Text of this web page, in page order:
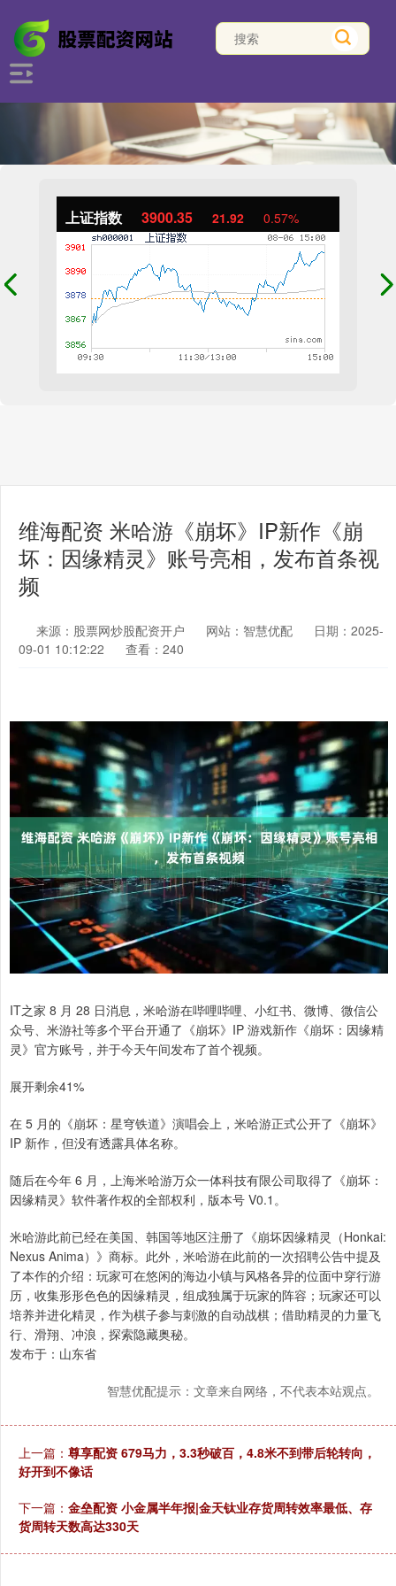
上证指数 3900.35 21.92 0.57%
维海配资 米哈游《崩坏》IP新作《崩
坏：因缘精灵》账号亮相，发布首条视
频
来源：股票网炒股配资开户 网站：智慧优配
日期：2025-
09-01 10:12:22
查看：240
IT之家 8 月 28 日消息，米哈游在哔哩哔哩、小红书、微博、微信公
众号、米游社等多个平台开通了《崩坏》IP 游戏新作《崩坏：因缘精
灵》官方账号，并于今天午间发布了首个视频。
展开剩余41%
在 5 月的《崩坏：星穹铁道》演唱会上，米哈游正式公开了《崩坏》
IP 新作，但没有透露具体名称。
随后在今年 6 月，上海米哈游万众一体科技有限公司取得了《崩坏：
因缘精灵》软件著作权的全部权利，版本号 V0.1。
米哈游此前已经在美国、韩国等地区注册了《崩坏因缘精灵（Honkai:
Nexus Anima）》商标。此外，米哈游在此前的一次招聘公告中提及
了本作的介绍：玩家可在悠闲的海边小镇与风格各异的位面中穿行游
历，收集形形色色的因缘精灵，组成独属于玩家的阵容；玩家还可以
培养并进化精灵，作为棋子参与刺激的自动战棋；借助精灵的力量飞
行、滑翔、冲浪，探索隐藏奥秘。
发布于：山东省
智慧优配提示：文章来自网络，不代表本站观点。
上一篇： 尊享配资 679马力，3.3秒破百，4.8米不到带后轮转向，
好开到不像话
下一篇： 金垒配资 小金属半年报|金天钛业存货周转效率最低、存
货周转天数高达330天